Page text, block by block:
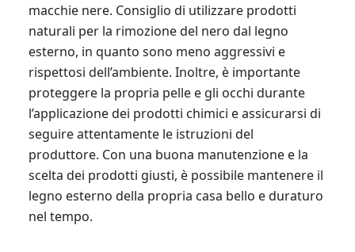
macchie nere. Consiglio di utilizzare prodotti
naturali per la rimozione del nero dal legno
esterno, in quanto sono meno aggressivi e
rispettosi dell’ambiente. Inoltre, è importante
proteggere la propria pelle e gli occhi durante
l’applicazione dei prodotti chimici e assicurarsi di
seguire attentamente le istruzioni del
produttore. Con una buona manutenzione e la
scelta dei prodotti giusti, è possibile mantenere il
legno esterno della propria casa bello e duraturo
nel tempo.